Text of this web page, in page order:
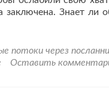
Знает ли
потоки через
Оставить